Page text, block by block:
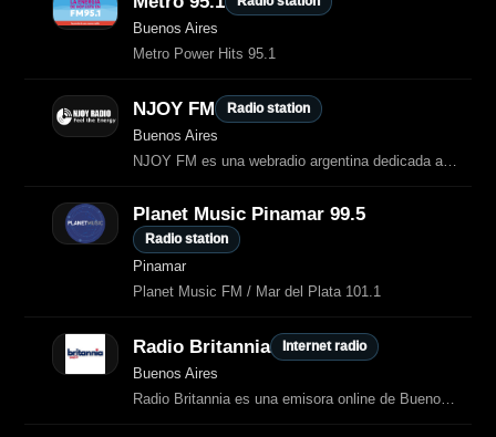
Buenos Aires
Metro Power Hits 95.1
NJOY FM Radio station
Buenos Aires
NJOY FM es una webradio argentina dedicada a los hits actuales, pop, dance y
Planet Music Pinamar 99.5
Radio station
Pinamar
Planet Music FM / Mar del Plata 101.1
Radio Britannia Internet radio
Buenos Aires
Radio Britannia es una emisora online de Buenos Aires dedicada 100% a la música